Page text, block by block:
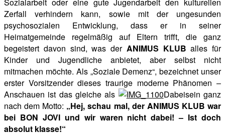
Zerfall verhindern kann, sowie mit der ungesunden
psychosozialen Entwicklung, dass er in seiner
Heimatgemeinde regelmäßig auf Eltern trifft, die ganz
begeistert davon sind, was der ANIMUS KLUB alles für
Kinder und Jugendliche anbietet, aber selbst nicht
mitmachen möchte. Als „Soziale Demenz“, bezeichnet unser
erster Vorsitzender dieses traurige moderne Phänomen –
Anschauen ist das gleiche als
Dabeisein ganz
nach dem Motto: „Hej, schau mal, der ANIMUS KLUB war
bei BON JOVI und wir waren nicht dabei! – Ist doch
absolut klasse!“